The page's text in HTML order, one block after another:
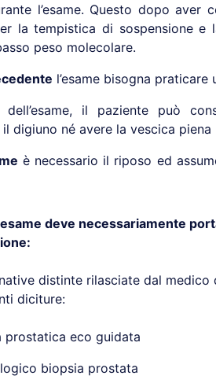
l’esame. Questo dopo aver
la tempistica di sospensione
peso molecolare.
l’esame bisogna
il paziente può
il digiuno né avere la vescica piena
è necessario il riposo ed
deve necessariamente
distinte rilasciate dal
diciture:
prostatica eco guidata
biopsia prostata